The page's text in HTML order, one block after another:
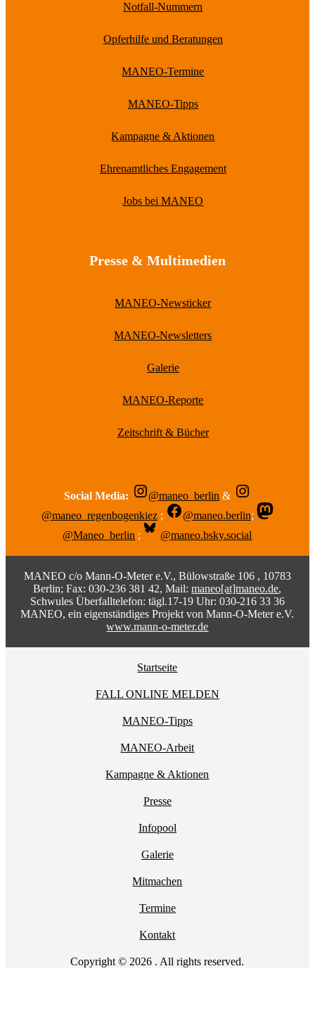
Notfall-Nummern
Opferhilfe und Beratungen
MANEO-Termine
MANEO-Tipps
Kampagne & Aktionen
Ehrenamtliches Engagement
Jobs bei MANEO
Presse & Multimedien
MANEO-Newsticker
MANEO-Newsletters
Galerie
MANEO-Reporte
Zeitschrift & Bücher
Social Media: @maneo_berlin &
@maneo_regenbogenkiez ; @maneo.berlin;
@Maneo_berlin ; @maneo.bsky.social
MANEO c/o Mann-O-Meter e.V., Bülowstraße 106 , 10783
Berlin; Fax: 030-236 381 42, Mail:maneo[at]maneo.de,
Schwules Überfalltelefon: tägl.17-19 Uhr: 030-216 33 36
MANEO, ein eigenständiges Projekt von Mann-O-Meter e.V.
www.mann-o-meter.de
Startseite
FALL ONLINE MELDEN
MANEO-Tipps
MANEO-Arbeit
Kampagne & Aktionen
Presse
Infopool
Galerie
Mitmachen
Termine
Kontakt
Copyright © 2026 . All rights reserved.